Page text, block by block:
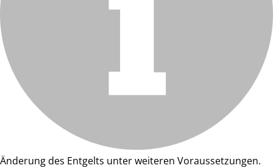
Änderung des Entgelts unter weiteren Voraussetzungen.